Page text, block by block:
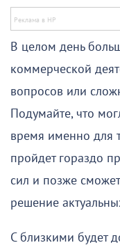
В целом день
коммерческой
вопросов или
Подумайте, что
время именно для
пройдет гораздо
сил и позже
решение
С близкими будет